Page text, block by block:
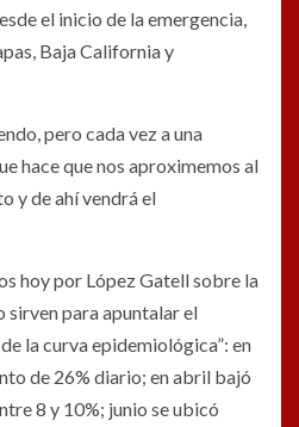
el inicio de la emergencia,
Baja California y
pero cada vez a una
hace que nos aproximemos al
y de ahí vendrá el
hoy por López Gatell sobre la
para apuntalar el
la curva epidemiológica”: en
de 26% diario; en abril bajó
8 y 10%; junio se ubicó